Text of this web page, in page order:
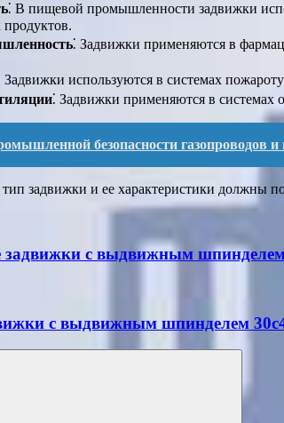
⁚ В пищевой промышленности задвижки
⁚ Задвижки применяются в
Задвижки используются в системах
⁚ Задвижки применяются в системах
безопасности газопроводов и
задвижки и ее характеристики должны
с выдвижным
с выдвижным шпинделем